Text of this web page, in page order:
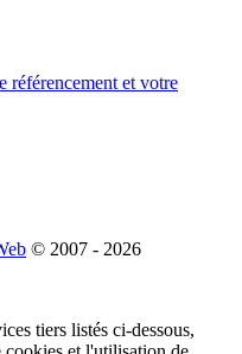
© 2007 - 2026
tiers listés ci-dessous,